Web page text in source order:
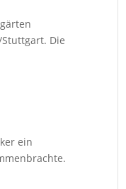
Die
ein